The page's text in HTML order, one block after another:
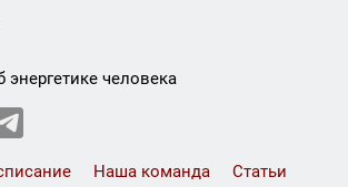
энергетике человека
Наша команда Статьи